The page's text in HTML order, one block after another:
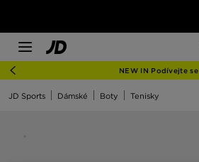
NEW IN Podívejte se
JD Sports Dámské Boty Tenisky